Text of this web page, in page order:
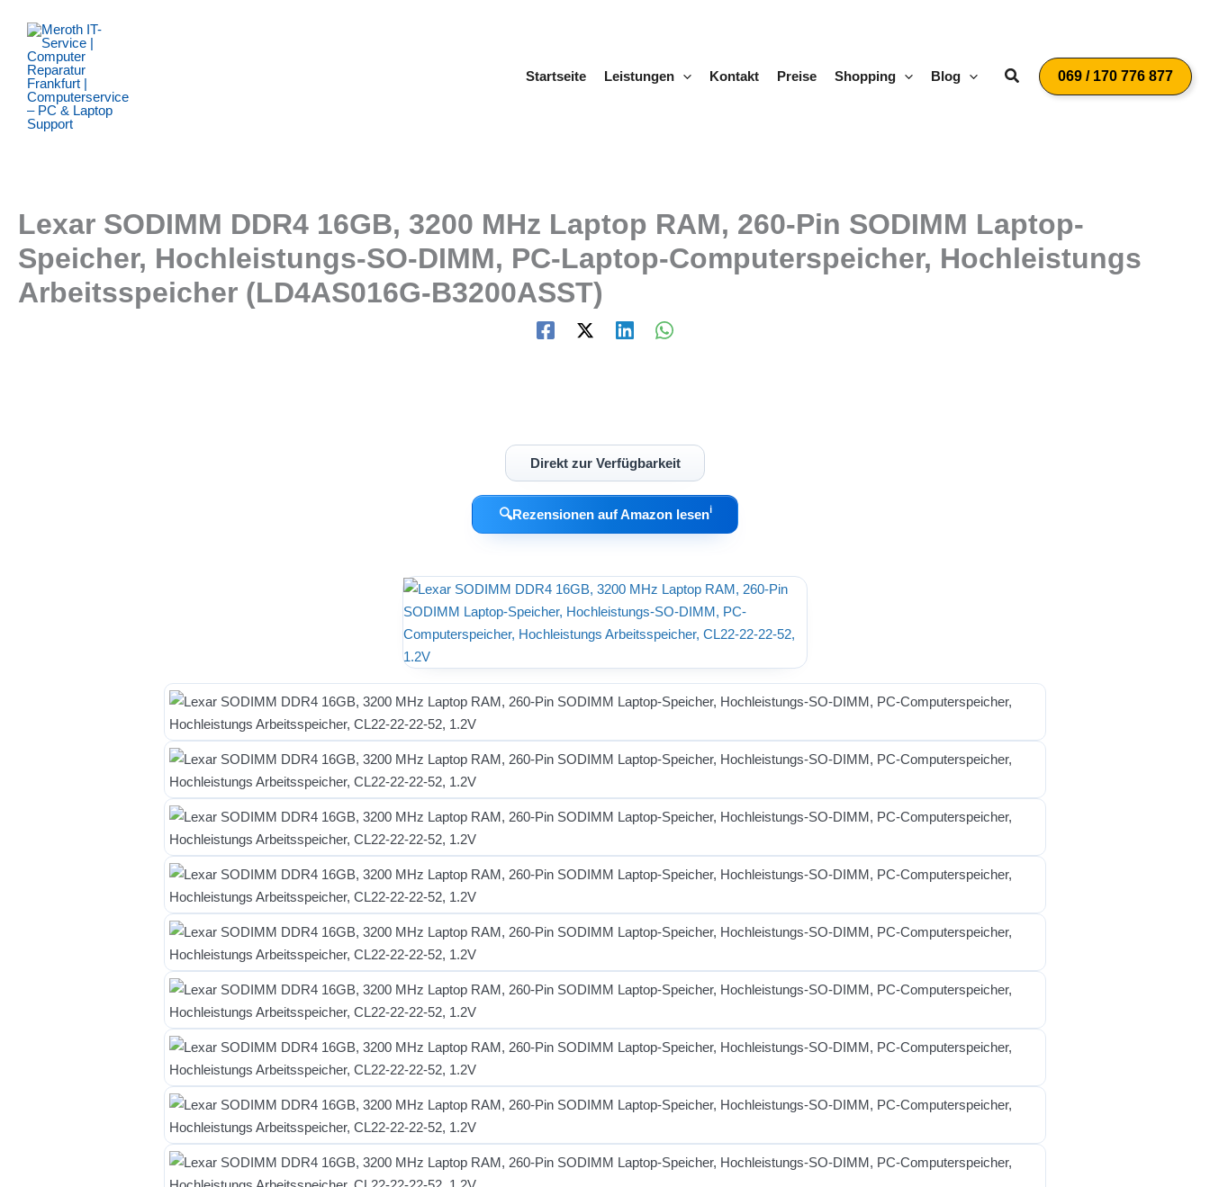
Inhalt
springen
Startseite
Leistungen Kontakt Preise Shopping Blog Suchen069 / 170 776 877
Lexar SODIMM DDR4 16GB, 3200 MHz Laptop RAM, 260-Pin SODIMM Laptop-
Speicher, Hochleistungs-SO-DIMM, PC-Laptop-Computerspeicher, Hochleistungs
Arbeitsspeicher (LD4AS016G-B3200ASST)
Direkt zur Verfügbarkeit
🔍Rezensionen auf Amazon lesenℹ︎